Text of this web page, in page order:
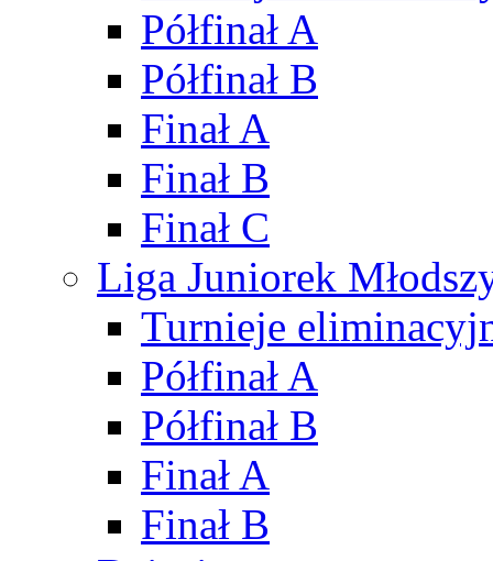
Półfinał A
Półfinał B
Finał A
Finał B
Finał C
Liga Juniorek
Turnieje
Półfinał A
Półfinał B
Finał A
Finał B